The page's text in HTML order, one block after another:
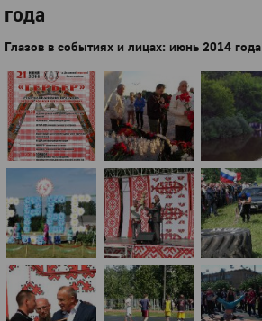
года
Глазов в событиях и лицах: июнь 2014 года